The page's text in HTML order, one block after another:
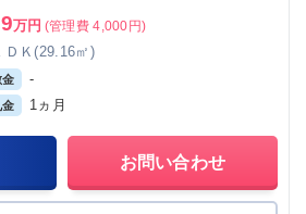
万円 (管理費 4,000円)
ＤＫ(29.16㎡)
金 -
金 1ヵ月
お問い合わせ